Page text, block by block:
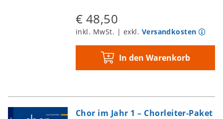
€ 48,50
inkl. MwSt. | exkl. Versandkosten
In den Warenkorb
Chor im Jahr 1 – Chorleiter-Paket